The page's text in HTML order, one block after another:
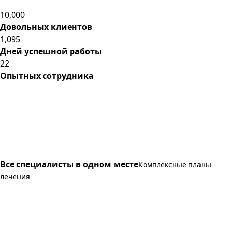
10,000
Довольных клиентов
1,095
Дней успешной работы
22
Опытных сотрудника
Все специалисты в одном местеКомплексные планы
лечения